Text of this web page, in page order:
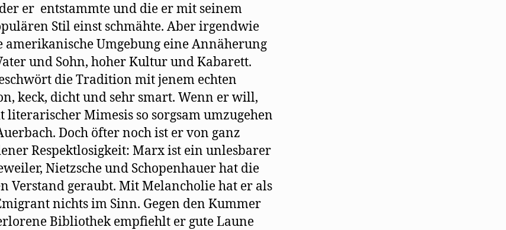
er entstammte und die er mit seinem
Stil einst schmähte. Aber irgendwie
amerikanische Umgebung eine Annäherung
und Sohn, hoher Kultur und Kabarett.
die Tradition mit jenem echten
keck, dicht und sehr smart. Wenn er will,
literarischer Mimesis so sorgsam umzugehen
Doch öfter noch ist er von ganz
Respektlosigkeit: Marx ist ein unlesbarer
Nietzsche und Schopenhauer hat die
Verstand geraubt. Mit Melancholie hat er als
nichts im Sinn. Gegen den Kummer
Bibliothek empfiehlt er gute Laune